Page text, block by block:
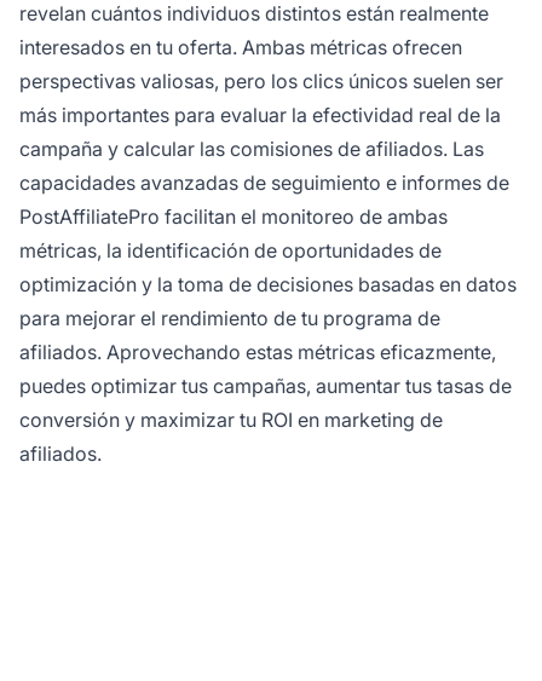
revelan cuántos individuos distintos están realmente
interesados en tu oferta. Ambas métricas ofrecen
perspectivas valiosas, pero los clics únicos suelen ser
más importantes para evaluar la efectividad real de la
campaña y calcular las comisiones de afiliados. Las
capacidades avanzadas de seguimiento e informes de
PostAffiliatePro facilitan el monitoreo de ambas
métricas, la identificación de oportunidades de
optimización y la toma de decisiones basadas en datos
para mejorar el rendimiento de tu programa de
afiliados. Aprovechando estas métricas eficazmente,
puedes optimizar tus campañas, aumentar tus tasas de
conversión y maximizar tu ROI en marketing de
afiliados.